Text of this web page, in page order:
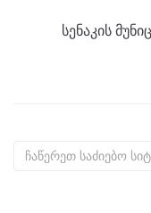
სენაკის